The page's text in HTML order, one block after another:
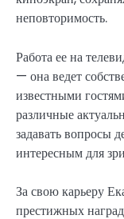
неповторимость.
Работа ее на
— она ведет
известными
различные
задавать вопросы
интересным для
За свою карьеру
престижных